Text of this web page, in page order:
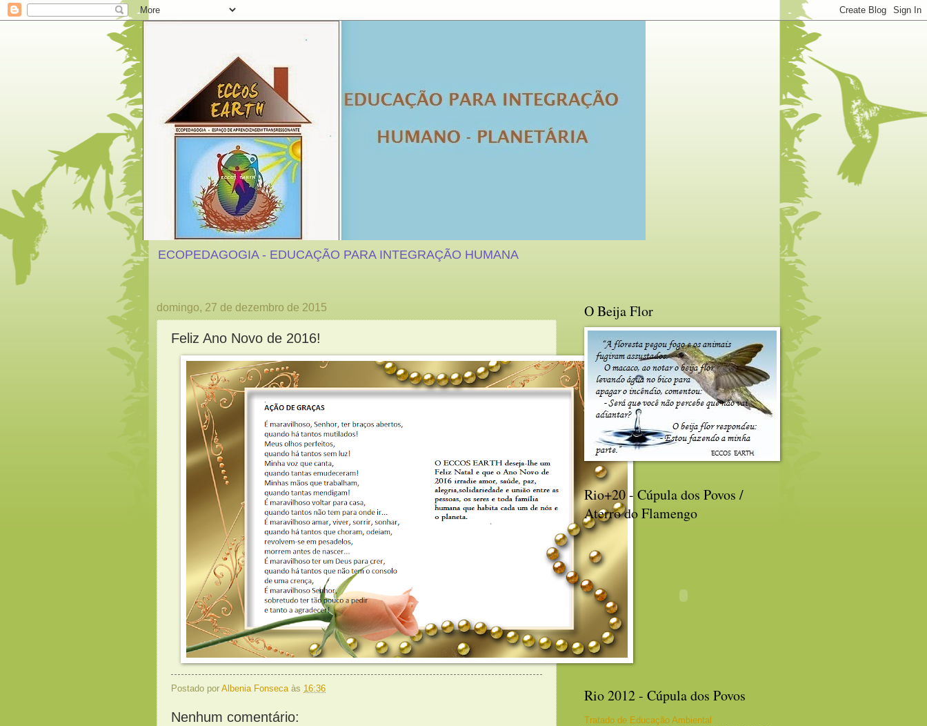
ECOPEDAGOGIA - EDUCAÇÃO PARA INTEGRAÇÃO HUMANA
domingo, 27 de dezembro de 2015
Feliz Ano Novo de 2016!
Postado por Albenia Fonseca às 16:36
Nenhum comentário:
O Beija Flor
Rio+20 - Cúpula dos Povos /
Aterro do Flamengo
Rio 2012 - Cúpula dos Povos
Tratado de Educação Ambiental